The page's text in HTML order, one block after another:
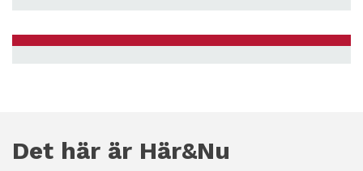
Det här är Här&Nu